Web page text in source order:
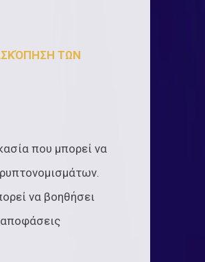
ΤΩΝ
που μπορεί να
να βοηθήσει
αποφάσεις